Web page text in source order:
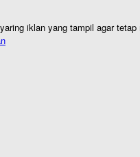
iklan yang tampil agar